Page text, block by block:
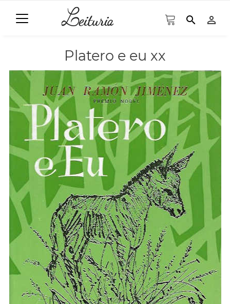
search person_outline
Platero e eu xx